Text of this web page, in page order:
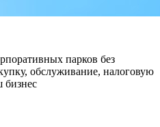
парков без
обслуживание, налоговую
бизнес